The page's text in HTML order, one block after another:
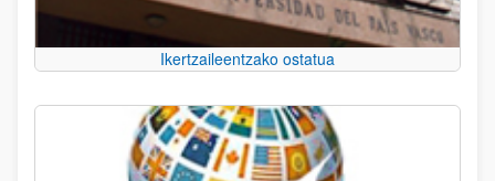
Ikertzaileentzako ostatua